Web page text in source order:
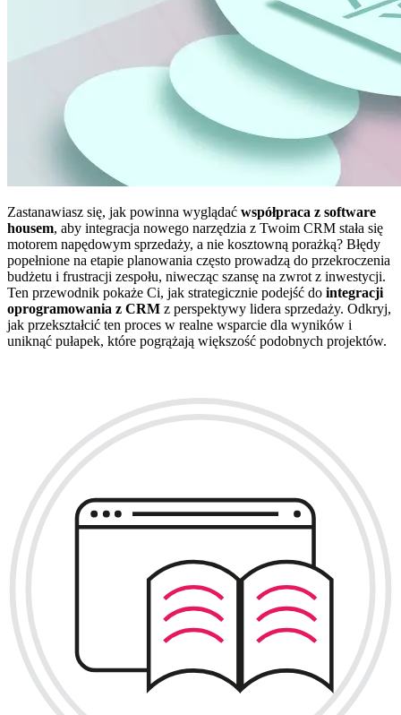
Zastanawiasz się, jak powinna wyglądać współpraca z software
housem, aby integracja nowego narzędzia z Twoim CRM stała się
motorem napędowym sprzedaży, a nie kosztowną porażką? Błędy
popełnione na etapie planowania często prowadzą do przekroczenia
budżetu i frustracji zespołu, niwecząc szansę na zwrot z inwestycji.
Ten przewodnik pokaże Ci, jak strategicznie podejść do integracji
oprogramowania z CRM z perspektywy lidera sprzedaży. Odkryj,
jak przekształcić ten proces w realne wsparcie dla wyników i
uniknąć pułapek, które pogrążają większość podobnych projektów.